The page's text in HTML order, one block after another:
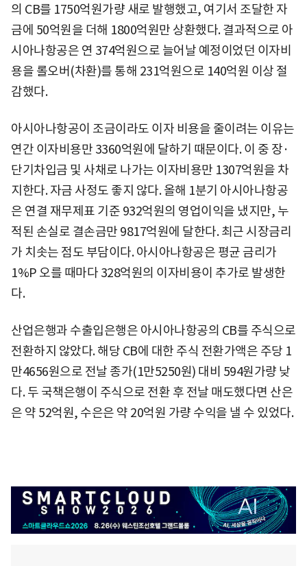
의 CB를 1750억원가량 새로 발행했고, 여기서 조달한 자
금에 50억원을 더해 1800억원만 상환했다. 결과적으로 아
시아나항공은 연 374억원으로 늘어날 예정이었던 이자비
용을 롤오버(차환)를 통해 231억원으로 140억원 이상 절
감했다.
아시아나항공이 조금이라도 이자 비용을 줄이려는 이유는
연간 이자비용만 3360억원에 달하기 때문이다. 이 중 장·
단기차입금 및 사채로 나가는 이자비용만 1307억원을 차
지한다. 자금 사정도 좋지 않다. 올해 1분기 아시아나항공
은 연결 재무제표 기준 932억원의 영업이익을 냈지만, 누
적된 손실로 결손금만 9817억원에 달한다. 최근 시장금리
가 치솟는 점도 부담이다. 아시아나항공은 평균 금리가
1%P 오를 때마다 328억원의 이자비용이 추가로 발생한
다.
산업은행과 수출입은행은 아시아나항공의 CB를 주식으로
전환하지 않았다. 해당 CB에 대한 주식 전환가액은 주당 1
만4656원으로 전날 종가(1만5250원) 대비 594원가량 낮
다. 두 국책은행이 주식으로 전환 후 전날 매도했다면 산은
은 약 52억원, 수은은 약 20억원 가량 수익을 낼 수 있었다.